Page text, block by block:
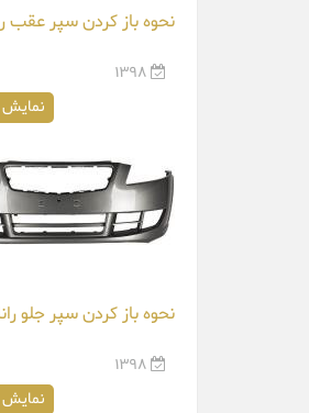
نحوه باز کردن سپر عقب
1398
نحوه باز کردن سپر جلو
1398